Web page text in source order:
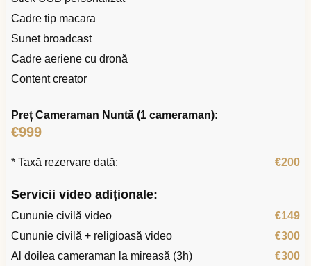
Cadre tip macara
Sunet broadcast
Cadre aeriene cu dronă
Content creator
Preț Cameraman Nuntă (1 cameraman):
€999
* Taxă rezervare dată: €200
Servicii video adiționale:
Cununie civilă video
€149
Cununie civilă + religioasă video
€300
Al doilea cameraman la mireasă (3h)
€300